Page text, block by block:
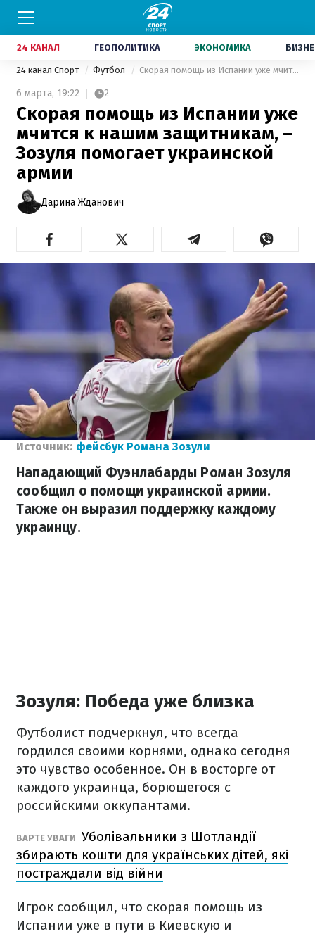
24 КАНАЛ ГЕОПОЛИТИКА ЭКОНОМИКА
24 канал Спорт Футбол Скорая помощь из Испании уже мчится к нашим защитникам, – Зозуля помогает украинской армии
6 марта, 19:22 2
Скорая помощь из Испании уже
мчится к нашим защитникам, –
Зозуля помогает украинской
армии
Дарина Жданович
Источник: фейсбук Романа Зозули
Нападающий Фуэнлабарды Роман Зозуля
сообщил о помощи украинской армии.
Также он выразил поддержку каждому
украинцу.
Зозуля: Победа уже близка
Футболист подчеркнул, что всегда
гордился своими корнями, однако сегодня
это чувство особенное. Он в восторге от
каждого украинца, борющегося с
российскими оккупантами.
ВАРТЕ УВАГИ Уболівальники з Шотландії
збирають кошти для українських дітей, які
постраждали від війни
Игрок сообщил, что скорая помощь из
Испании уже в пути в Киевскую и